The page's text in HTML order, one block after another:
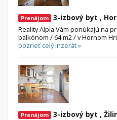
Prenájom 3-izbový byt ,
Reality Alpia Vám ponúkajú na
balkónom / 64 m2 / v Hornom
pozrieť celý inzerát »
Prenájom 3-izbový byt ,